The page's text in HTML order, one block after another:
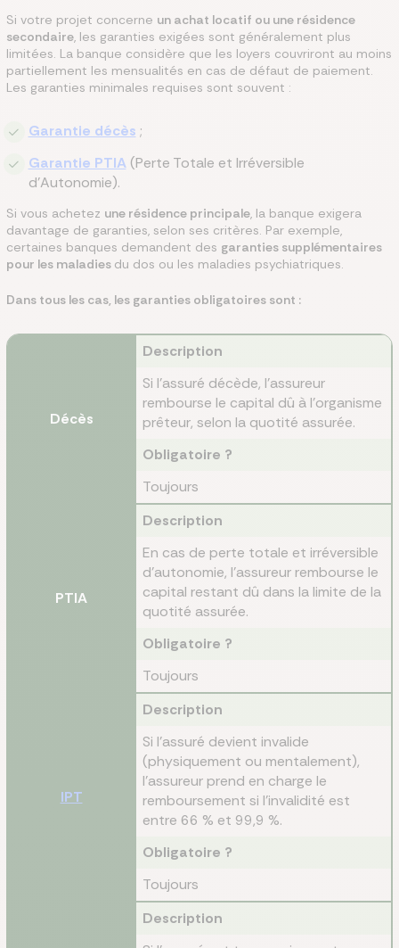
Si votre projet concerne un achat locatif ou une résidence
secondaire, les garanties exigées sont généralement plus
limitées. La banque considère que les loyers couvriront au moins
partiellement les mensualités en cas de défaut de paiement.
Les garanties minimales requises sont souvent :
Garantie décès ;
Garantie PTIA(Perte Totale et Irréversible
d'Autonomie).
Si vous achetez une résidence principale, la banque exigera
davantage de garanties, selon ses critères. Par exemple,
certaines banques demandent des garanties supplémentaires
pour les maladies du dos ou les maladies psychiatriques.
Dans tous les cas, les garanties obligatoires sont :
Décès
Description
Si l’assuré décède, l’assureur
rembourse le capital dû à l’organisme
prêteur, selon la quotité assurée.
Obligatoire ?
Toujours
PTIA
Description
En cas de perte totale et irréversible
d’autonomie, l’assureur rembourse le
capital restant dû dans la limite de la
quotité assurée.
Obligatoire ?
Toujours
IPT
Description
Si l’assuré devient invalide
(physiquement ou mentalement),
l’assureur prend en charge le
remboursement si l’invalidité est
entre 66 % et 99,9 %.
Obligatoire ?
Toujours
Description